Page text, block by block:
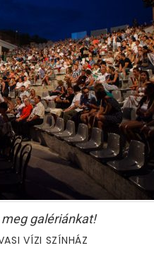
galériánkat!
VÍZI SZÍNHÁZ